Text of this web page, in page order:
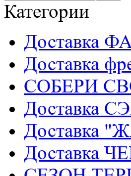
Категории
Доставка
Доставка
СОБЕРИ
Доставка
Доставка
Доставка